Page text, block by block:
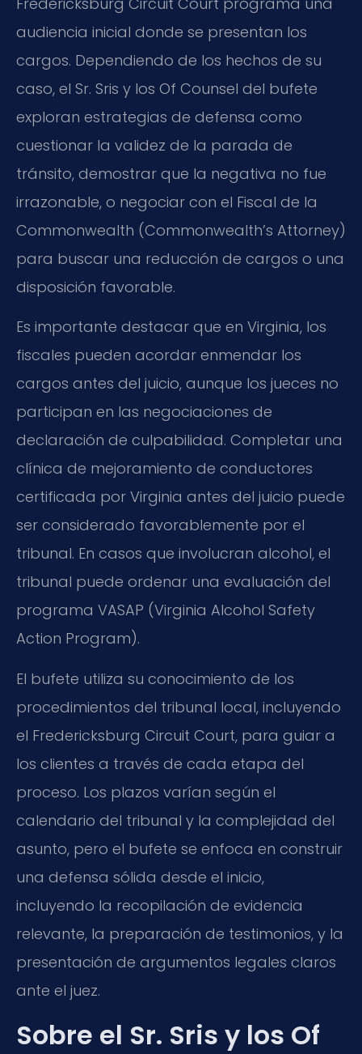
audiencia inicial donde se presentan los
cargos. Dependiendo de los hechos de su
caso, el Sr. Sris y los Of Counsel del bufete
exploran estrategias de defensa como
cuestionar la validez de la parada de
tránsito, demostrar que la negativa no fue
irrazonable, o negociar con el Fiscal de la
Commonwealth (Commonwealth’s Attorney)
para buscar una reducción de cargos o una
disposición favorable.
Es importante destacar que en Virginia, los
fiscales pueden acordar enmendar los
cargos antes del juicio, aunque los jueces no
participan en las negociaciones de
declaración de culpabilidad. Completar una
clínica de mejoramiento de conductores
certificada por Virginia antes del juicio puede
ser considerado favorablemente por el
tribunal. En casos que involucran alcohol, el
tribunal puede ordenar una evaluación del
programa VASAP (Virginia Alcohol Safety
Action Program).
El bufete utiliza su conocimiento de los
procedimientos del tribunal local, incluyendo
el Fredericksburg Circuit Court, para guiar a
los clientes a través de cada etapa del
proceso. Los plazos varían según el
calendario del tribunal y la complejidad del
asunto, pero el bufete se enfoca en construir
una defensa sólida desde el inicio,
incluyendo la recopilación de evidencia
relevante, la preparación de testimonios, y la
presentación de argumentos legales claros
ante el juez.
Sobre el Sr. Sris y los Of